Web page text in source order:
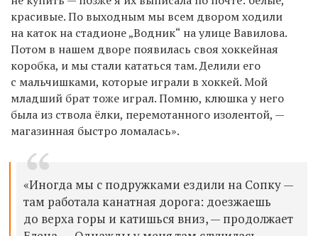
красивые. По выходным мы всем двором ходили
на каток на стадионе „Водник“ на улице Вавилова.
Потом в нашем дворе появилась своя хоккейная
коробка, и мы стали кататься там. Делили его
с мальчишками, которые играли в хоккей. Мой
младший брат тоже играл. Помню, клюшка у него
была из ствола ёлки, перемотанного изолентой, —
магазинная быстро ломалась».
«Иногда мы с подружками ездили на Сопку —
там работала канатная дорога: доезжаешь
до верха горы и катишься вниз, — продолжает